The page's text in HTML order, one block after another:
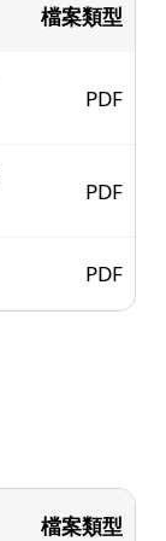
檔案類型
PDF
PDF
PDF
檔案類型